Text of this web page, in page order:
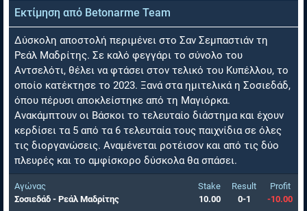
Εκτίμηση από Betonarme Team
Δύσκολη αποστολή περιμένει στο Σαν Σεμπαστιάν τη
Ρεάλ Μαδρίτης. Σε καλό φεγγάρι το σύνολο του
Αντσελότι, θέλει να φτάσει στον τελικό του Κυπέλλου, το
οποίο κατέκτησε το 2023. Ξανά στα ημιτελικά η Σοσιεδάδ,
όπου πέρυσι αποκλείστηκε από τη Μαγιόρκα.
Ανακάμπτουν οι Βάσκοι το τελευταίο διάστημα και έχουν
κερδίσει τα 5 από τα 6 τελευταία τους παιχνίδια σε όλες
τις διοργανώσεις. Αναμένεται ροτέισον και από τις δύο
πλευρές και το αμφίσκορο δύσκολα θα σπάσει.
Αγώνας
Σοσιεδάδ - Ρεάλ Μαδρίτης
Stake
10.00
Result
0-1
Profit
-10.00